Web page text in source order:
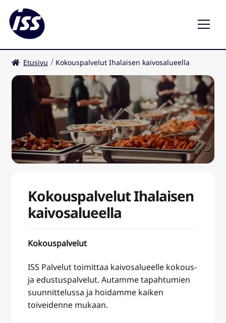
Ravintolat
Etusivu Kokouspalvelut Ihalaisen kaivosalueella
Kokouspalvelut Ihalaisen
kaivosalueella
Kokouspalvelut
ISS Palvelut toimittaa kaivosalueelle kokous-
ja edustuspalvelut. Autamme tapahtumien
suunnittelussa ja hoidamme kaiken
toiveidenne mukaan.